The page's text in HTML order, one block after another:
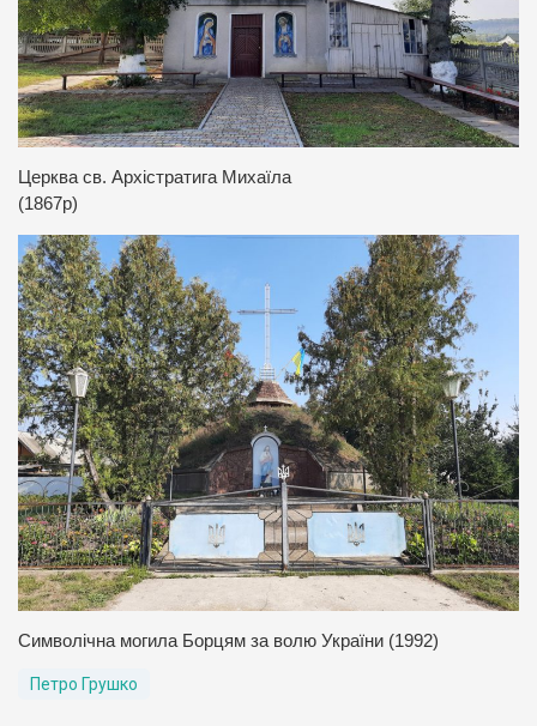
Церква св. Архістратига Михаїла
(1867р)
Символічна могила Борцям за волю України (1992)
Петро Грушко